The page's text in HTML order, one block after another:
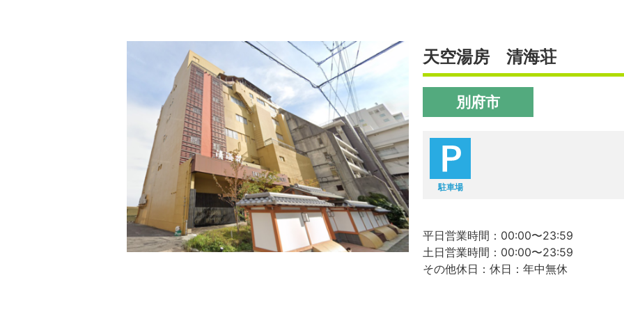
天空湯房 清海荘
別府市
駐車場
平日営業時間：00:00〜23:59
土日営業時間：00:00〜23:59
その他休日：休日：年中無休